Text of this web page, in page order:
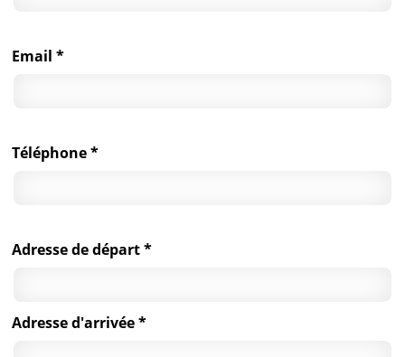
Email *
Téléphone *
Adresse de départ *
Adresse d'arrivée *